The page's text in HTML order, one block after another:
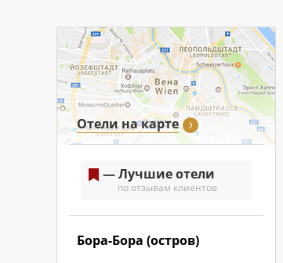
Отели на карте
— Лучшие отели
по отзывам клиентов
Бора-Бора (остров)